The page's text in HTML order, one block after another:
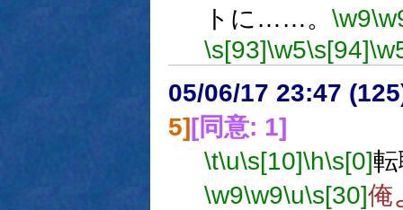
トに……。 \w9
\s[93]\w5\s[94]
05/06/17 23:47
5][同意: 1]
\t\u\s[10]\h\s[0]
\w9\w9\u\s[30]俺